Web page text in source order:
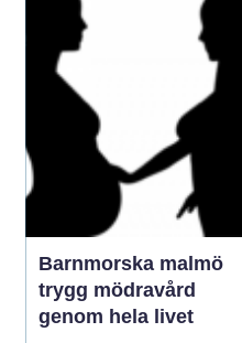
sig mycket mellan olika
områden och säsonger.
Den som plane...
Barnmorska malmö
trygg mödravård
genom hela livet